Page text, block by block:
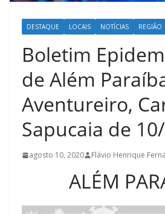
DESTAQUE LOCAIS NOTÍCIAS REGIÃO
Boletim
de Além
Aventureiro,
Sapucaia de
agosto 10, 2020 Flávio Henrique
ALÉM